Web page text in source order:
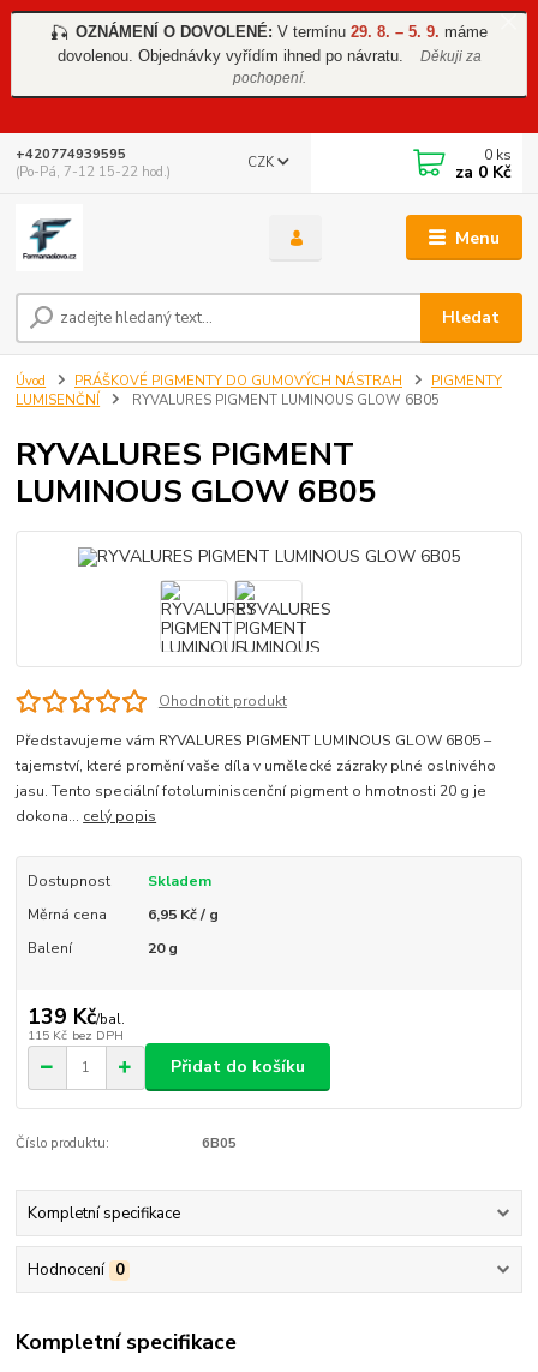
🎣 OZNÁMENÍ O DOVOLENÉ: V termínu 29. 8. – 5. 9. máme
dovolenou. Objednávky vyřídím ihned po návratu.
Děkuji za
pochopení.
Menu
CZK
Hledat
+420774939595
(Po-Pá, 7-12 15-22 hod.)
0 ks
za 0 Kč
Úvod PRÁŠKOVÉ PIGMENTY DO GUMOVÝCH NÁSTRAH
PIGMENTY
LUMISENČNÍ
RYVALURES PIGMENT LUMINOUS GLOW 6B05
RYVALURES PIGMENT
LUMINOUS GLOW 6B05
Ohodnotit produkt
Představujeme vám RYVALURES PIGMENT LUMINOUS GLOW 6B05 –
tajemství, které promění vaše díla v umělecké zázraky plné oslnivého
jasu. Tento speciální fotoluminiscenční pigment o hmotnosti 20 g je
dokona... celý popis
Dostupnost
Skladem
Měrná cena
6,95 Kč / g
Balení
20 g
139 Kč/bal.
115 Kč bez DPH
Přidat do košíku
Číslo produktu: 6B05
Kompletní specifikace
Hodnocení 0
Kompletní specifikace